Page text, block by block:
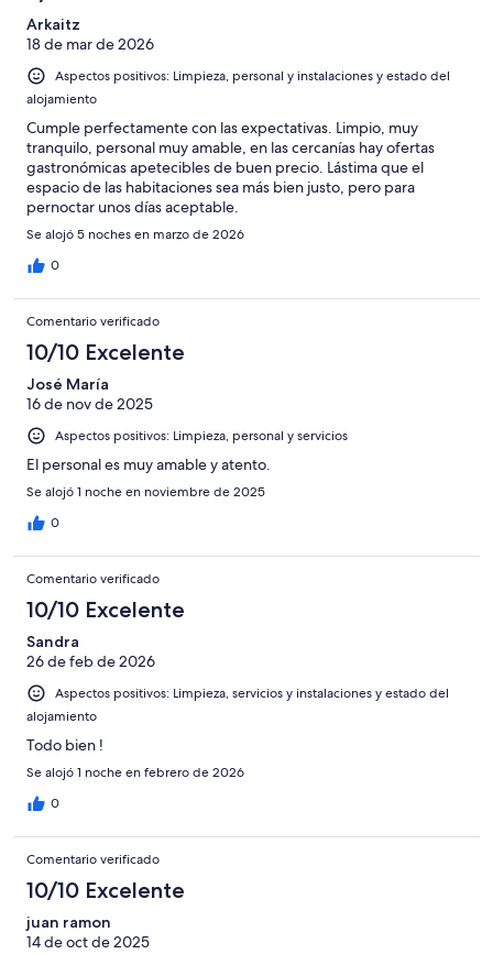
Arkaitz
18 de mar de 2026
Aspectos positivos: Limpieza, personal y instalaciones y estado del
alojamiento
Cumple perfectamente con las expectativas. Limpio, muy
tranquilo, personal muy amable, en las cercanías hay ofertas
gastronómicas apetecibles de buen precio. Lástima que el
espacio de las habitaciones sea más bien justo, pero para
pernoctar unos días aceptable.
Se alojó 5 noches en marzo de 2026
0
Comentario verificado
10/10 Excelente
José María
16 de nov de 2025
Aspectos positivos: Limpieza, personal y servicios
El personal es muy amable y atento.
Se alojó 1 noche en noviembre de 2025
0
Comentario verificado
10/10 Excelente
Sandra
26 de feb de 2026
Aspectos positivos: Limpieza, servicios y instalaciones y estado del
alojamiento
Todo bien !
Se alojó 1 noche en febrero de 2026
0
Comentario verificado
10/10 Excelente
juan ramon
14 de oct de 2025